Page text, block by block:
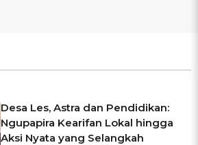
Desa Les, Astra dan Pendidikan:
Ngupapira Kearifan Lokal hingga
Aksi Nyata yang Selangkah